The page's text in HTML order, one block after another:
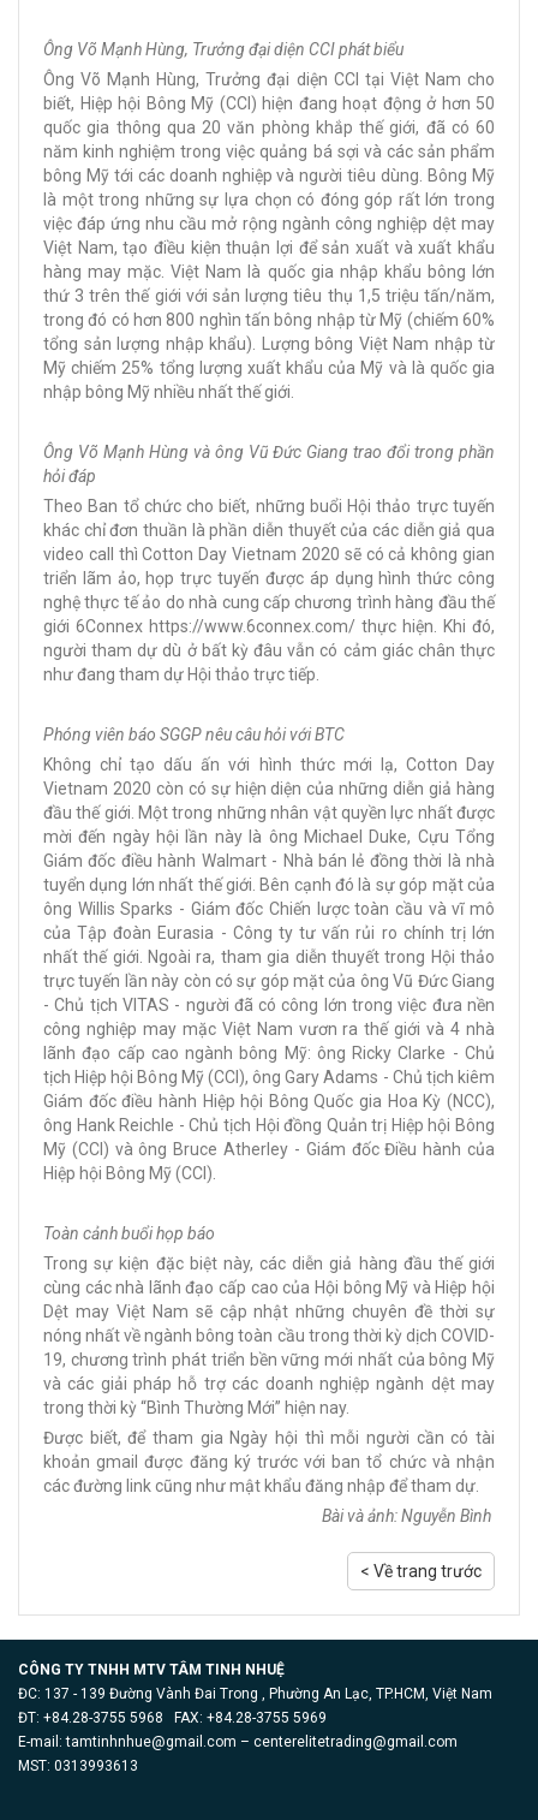
Ông Võ Mạnh Hùng, Trưởng đại diện CCI phát biểu
Ông Võ Mạnh Hùng, Trưởng đại diện CCI tại Việt Nam cho
biết, Hiệp hội Bông Mỹ (CCI) hiện đang hoạt động ở hơn 50
quốc gia thông qua 20 văn phòng khắp thế giới, đã có 60
năm kinh nghiệm trong việc quảng bá sợi và các sản phẩm
bông Mỹ tới các doanh nghiệp và người tiêu dùng. Bông Mỹ
là một trong những sự lựa chọn có đóng góp rất lớn trong
việc đáp ứng nhu cầu mở rộng ngành công nghiệp dệt may
Việt Nam, tạo điều kiện thuận lợi để sản xuất và xuất khẩu
hàng may mặc. Việt Nam là quốc gia nhập khẩu bông lớn
thứ 3 trên thế giới với sản lượng tiêu thụ 1,5 triệu tấn/năm,
trong đó có hơn 800 nghìn tấn bông nhập từ Mỹ (chiếm 60%
tổng sản lượng nhập khẩu). Lượng bông Việt Nam nhập từ
Mỹ chiếm 25% tổng lượng xuất khẩu của Mỹ và là quốc gia
nhập bông Mỹ nhiều nhất thế giới.
Ông Võ Mạnh Hùng và ông Vũ Đức Giang trao đổi trong phần
hỏi đáp
Theo Ban tổ chức cho biết, những buổi Hội thảo trực tuyến
khác chỉ đơn thuần là phần diễn thuyết của các diễn giả qua
video call thì Cotton Day Vietnam 2020 sẽ có cả không gian
triển lãm ảo, họp trực tuyến được áp dụng hình thức công
nghệ thực tế ảo do nhà cung cấp chương trình hàng đầu thế
giới 6Connex https://www.6connex.com/ thực hiện. Khi đó,
người tham dự dù ở bất kỳ đâu vẫn có cảm giác chân thực
như đang tham dự Hội thảo trực tiếp.
Phóng viên báo SGGP nêu câu hỏi với BTC
Không chỉ tạo dấu ấn với hình thức mới lạ, Cotton Day
Vietnam 2020 còn có sự hiện diện của những diễn giả hàng
đầu thế giới. Một trong những nhân vật quyền lực nhất được
mời đến ngày hội lần này là ông Michael Duke, Cựu Tổng
Giám đốc điều hành Walmart - Nhà bán lẻ đồng thời là nhà
tuyển dụng lớn nhất thế giới. Bên cạnh đó là sự góp mặt của
ông Willis Sparks - Giám đốc Chiến lược toàn cầu và vĩ mô
của Tập đoàn Eurasia - Công ty tư vấn rủi ro chính trị lớn
nhất thế giới. Ngoài ra, tham gia diễn thuyết trong Hội thảo
trực tuyến lần này còn có sự góp mặt của ông Vũ Đức Giang
- Chủ tịch VITAS - người đã có công lớn trong việc đưa nền
công nghiệp may mặc Việt Nam vươn ra thế giới và 4 nhà
lãnh đạo cấp cao ngành bông Mỹ: ông Ricky Clarke - Chủ
tịch Hiệp hội Bông Mỹ (CCI), ông Gary Adams - Chủ tịch kiêm
Giám đốc điều hành Hiệp hội Bông Quốc gia Hoa Kỳ (NCC),
ông Hank Reichle - Chủ tịch Hội đồng Quản trị Hiệp hội Bông
Mỹ (CCI) và ông Bruce Atherley - Giám đốc Điều hành của
Hiệp hội Bông Mỹ (CCI).
Toàn cảnh buổi họp báo
Trong sự kiện đặc biệt này, các diễn giả hàng đầu thế giới
cùng các nhà lãnh đạo cấp cao của Hội bông Mỹ và Hiệp hội
Dệt may Việt Nam sẽ cập nhật những chuyên đề thời sự
nóng nhất về ngành bông toàn cầu trong thời kỳ dịch COVID-
19, chương trình phát triển bền vững mới nhất của bông Mỹ
và các giải pháp hỗ trợ các doanh nghiệp ngành dệt may
trong thời kỳ “Bình Thường Mới” hiện nay.
Được biết, để tham gia Ngày hội thì mỗi người cần có tài
khoản gmail được đăng ký trước với ban tổ chức và nhận
các đường link cũng như mật khẩu đăng nhập để tham dự.
Bài và ảnh: Nguyễn Bình
< Về trang trước
CÔNG TY TNHH MTV TÂM TINH NHUỆ
ĐC: 137 - 139 Đường Vành Đai Trong , Phường An Lạc, TP.HCM, Việt Nam
ĐT: +84.28-3755 5968 FAX: +84.28-3755 5969
E-mail:tamtinhnhue@gmail.com – centerelitetrading@gmail.com
MST: 0313993613